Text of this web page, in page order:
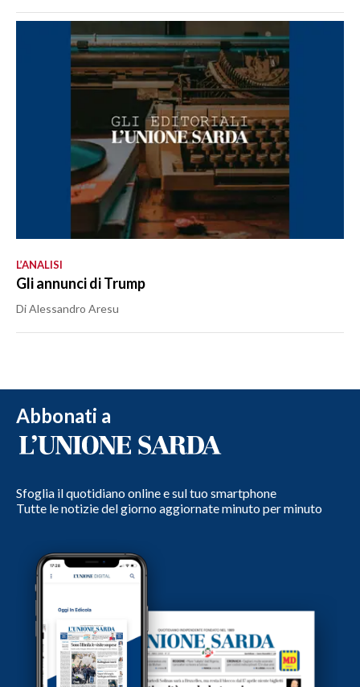
L’ANALISI
Gli annunci di Trump
Di Alessandro Aresu
Abbonati a
Sfoglia il quotidiano online e sul tuo smartphone
Tutte le notizie del giorno aggiornate minuto per minuto